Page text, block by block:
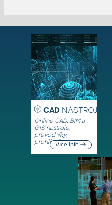
CADNÁSTROJE
Online CAD, BIM a
GIS nástroje,
převodníky,
prohlížečeVíce info